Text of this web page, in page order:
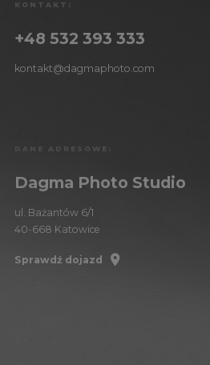
KONTAKT:
+48 532 393 333
kontakt@dagmaphoto.com
DANE ADRESOWE:
Dagma Photo Studio
ul. Bażantów 6/1
40-668 Katowice
Sprawdź dojazd